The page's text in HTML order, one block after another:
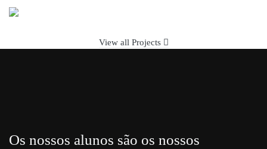
View all Projects
Os nossos alunos são os nossos